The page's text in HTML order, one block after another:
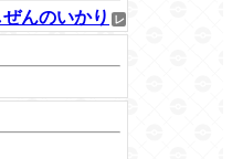
ぜんのいかり